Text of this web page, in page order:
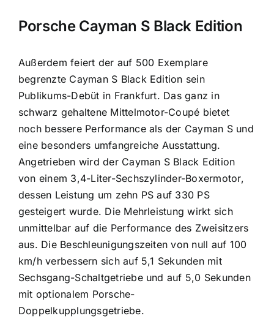
Porsche Cayman S Black Edition
Außerdem feiert der auf 500 Exemplare
begrenzte Cayman S Black Edition sein
Publikums-Debüt in Frankfurt. Das ganz in
schwarz gehaltene Mittelmotor-Coupé bietet
noch bessere Performance als der Cayman S und
eine besonders umfangreiche Ausstattung.
Angetrieben wird der Cayman S Black Edition
von einem 3,4-Liter-Sechszylinder-Boxermotor,
dessen Leistung um zehn PS auf 330 PS
gesteigert wurde. Die Mehrleistung wirkt sich
unmittelbar auf die Performance des Zweisitzers
aus. Die Beschleunigungszeiten von null auf 100
km/h verbessern sich auf 5,1 Sekunden mit
Sechsgang-Schaltgetriebe und auf 5,0 Sekunden
mit optionalem Porsche-
Doppelkupplungsgetriebe.